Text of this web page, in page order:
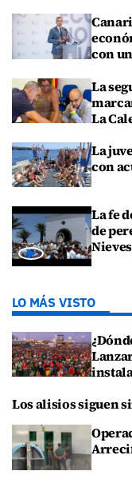
con
La
La
La
con
La fe
de
Nieves
LO MÁS VISTO
Los alisios siguen